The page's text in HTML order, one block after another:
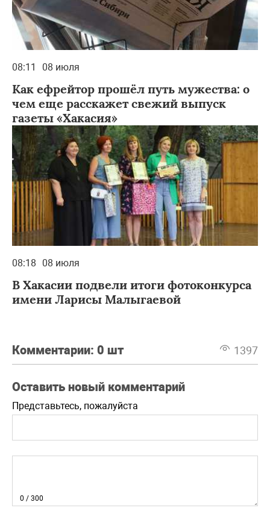
08:11 08 июля
Как ефрейтор прошёл путь мужества: о
чем еще расскажет свежий выпуск
газеты «Хакасия»
08:18 08 июля
В Хакасии подвели итоги фотоконкурса
имени Ларисы Малыгаевой
Комментарии: 0 шт 1397
Оставить новый комментарий
Представьтесь, пожалуйста
0 / 300